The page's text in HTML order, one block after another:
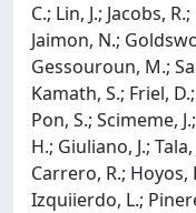
C.; Lin, J.; Jacobs,
Jaimon, N.;
Gessouroun, M.;
Kamath, S.; Friel,
Pon, S.; Scimeme,
H.; Giuliano, J.;
Carrero, R.; Hoyos,
Izquiierdo, L.;